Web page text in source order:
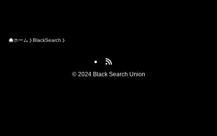
ホーム BlackSearch
©2024 Black Search Union